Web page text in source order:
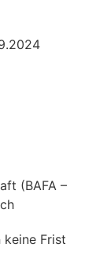
(BAFA –
keine Frist